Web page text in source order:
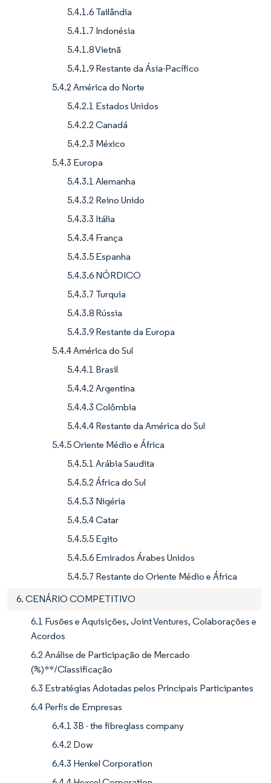
5.4.1.6 Tailândia
5.4.1.7 Indonésia
5.4.1.8 Vietnã
5.4.1.9 Restante da Ásia-Pacífico
5.4.2 América do Norte
5.4.2.1 Estados Unidos
5.4.2.2 Canadá
5.4.2.3 México
5.4.3 Europa
5.4.3.1 Alemanha
5.4.3.2 Reino Unido
5.4.3.3 Itália
5.4.3.4 França
5.4.3.5 Espanha
5.4.3.6 NÓRDICO
5.4.3.7 Turquia
5.4.3.8 Rússia
5.4.3.9 Restante da Europa
5.4.4 América do Sul
5.4.4.1 Brasil
5.4.4.2 Argentina
5.4.4.3 Colômbia
5.4.4.4 Restante da América do Sul
5.4.5 Oriente Médio e África
5.4.5.1 Arábia Saudita
5.4.5.2 África do Sul
5.4.5.3 Nigéria
5.4.5.4 Catar
5.4.5.5 Egito
5.4.5.6 Emirados Árabes Unidos
5.4.5.7 Restante do Oriente Médio e África
6. CENÁRIO COMPETITIVO
6.1 Fusões e Aquisições, Joint Ventures, Colaborações e
Acordos
6.2 Análise de Participação de Mercado
(%)**/Classificação
6.3 Estratégias Adotadas pelos Principais Participantes
6.4 Perfis de Empresas
6.4.1 3B - the fibreglass company
6.4.2 Dow
6.4.3 Henkel Corporation